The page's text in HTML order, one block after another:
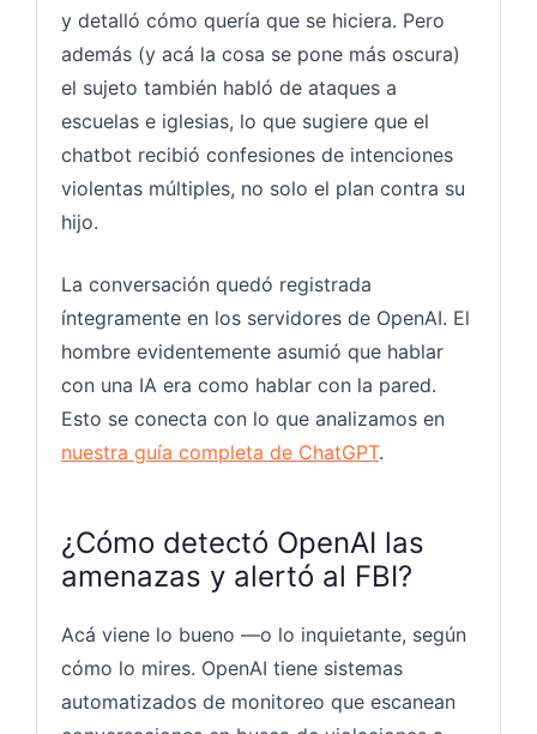
y detalló cómo quería que se hiciera. Pero
además (y acá la cosa se pone más oscura)
el sujeto también habló de ataques a
escuelas e iglesias, lo que sugiere que el
chatbot recibió confesiones de intenciones
violentas múltiples, no solo el plan contra su
hijo.
La conversación quedó registrada
íntegramente en los servidores de OpenAI. El
hombre evidentemente asumió que hablar
con una IA era como hablar con la pared.
Esto se conecta con lo que analizamos en
nuestra guía completa de ChatGPT.
¿Cómo detectó OpenAI las
amenazas y alertó al FBI?
Acá viene lo bueno —o lo inquietante, según
cómo lo mires. OpenAI tiene sistemas
automatizados de monitoreo que escanean